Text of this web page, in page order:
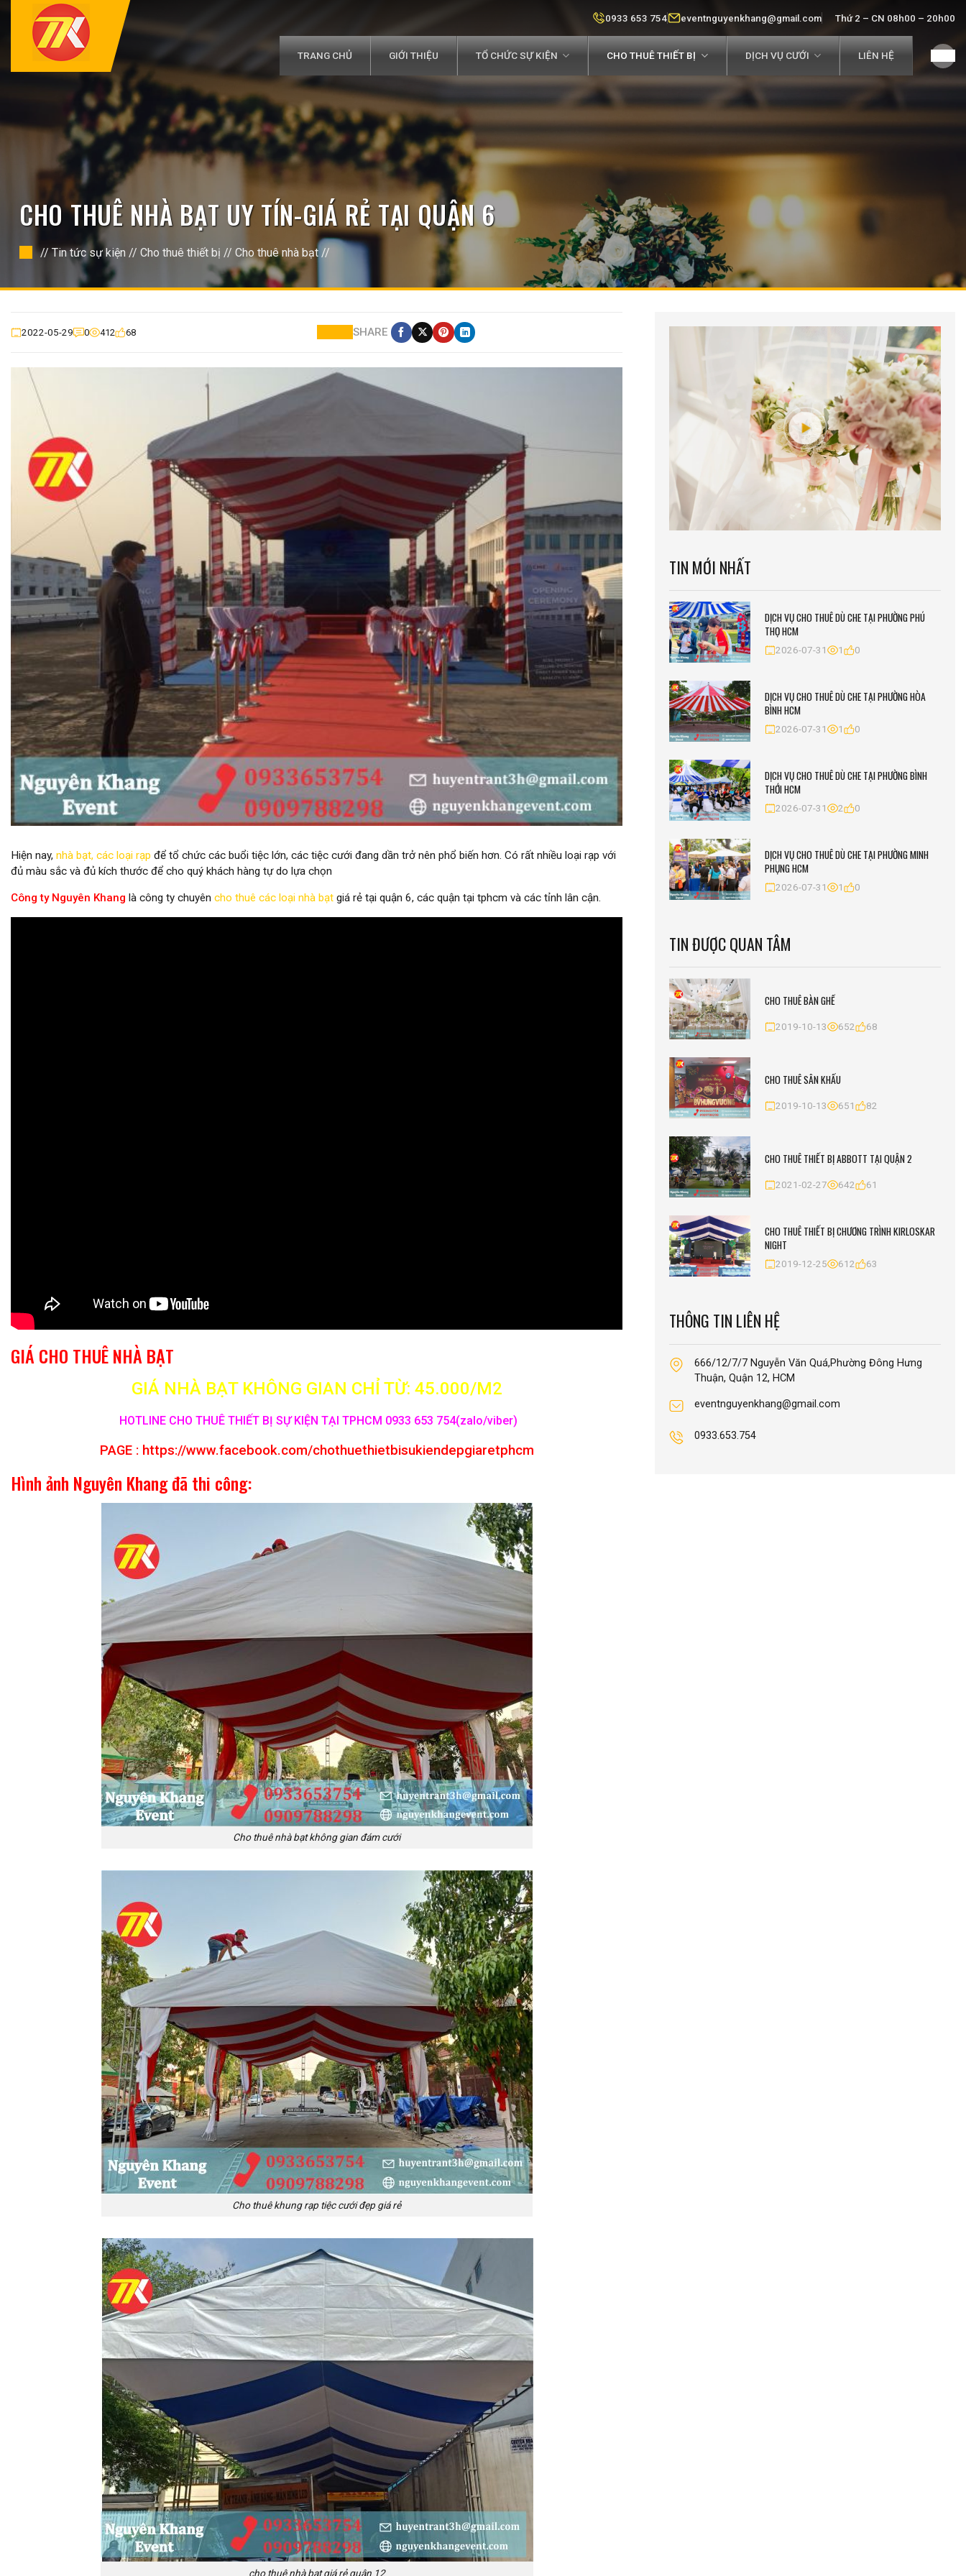
0933 653 754 eventnguyenkhang@gmail.com Thứ 2 – CN 08h00 – 20h00
TRANG CHỦ GIỚI THIỆU TỔ CHỨC SỰ KIỆN CHO THUÊ THIẾT BỊ DỊCH VỤ CƯỚI LIÊN HỆ
CHO THUÊ NHÀ BẠT UY TÍN-GIÁ RẺ TẠI QUẬN 6
//Tin tức sự kiện // Cho thuê thiết bị // Cho thuê nhà bạt //
2022-05-29 0 412 68 SHARE
Hiện nay, nhà bạt, các loại rạp để tổ chức các buổi tiệc lớn, các tiệc cưới đang dần trở nên phổ biến hơn. Có rất nhiều loại rạp với
đủ màu sắc và đủ kích thước để cho quý khách hàng tự do lựa chọn
Công ty Nguyên Khang là công ty chuyên cho thuê các loại nhà bạt giá rẻ tại quận 6, các quận tại tphcm và các tỉnh lân cận.
GIÁ CHO THUÊ NHÀ BẠT
GIÁ NHÀ BẠT KHÔNG GIAN CHỈ TỪ: 45.000/M2
HOTLINE CHO THUÊ THIẾT BỊ SỰ KIỆN TẠI TPHCM 0933 653 754(zalo/viber)
PAGE :https://www.facebook.com/chothuethietbisukiendepgiaretphcm
Hình ảnh Nguyên Khang đã thi công:
Cho thuê nhà bạt không gian đám cưới
Cho thuê khung rạp tiệc cưới đẹp giá rẻ
cho thuê nhà bạt giá rẻ quận 12
TIN MỚI NHẤT
DỊCH VỤ CHO THUÊ DÙ CHE TẠI PHƯỜNG PHÚ
THỌ HCM
2026-07-31 1 0
DỊCH VỤ CHO THUÊ DÙ CHE TẠI PHƯỜNG HÒA
BÌNH HCM
2026-07-31 1 0
DỊCH VỤ CHO THUÊ DÙ CHE TẠI PHƯỜNG BÌNH
THỚI HCM
2026-07-31 2 0
DỊCH VỤ CHO THUÊ DÙ CHE TẠI PHƯỜNG MINH
PHỤNG HCM
2026-07-31 1 0
TIN ĐƯỢC QUAN TÂM
CHO THUÊ BÀN GHẾ
2019-10-13 652 68
CHO THUÊ SÂN KHẤU
2019-10-13 651 82
CHO THUÊ THIẾT BỊ ABBOTT TẠI QUẬN 2
2021-02-27 642 61
CHO THUÊ THIẾT BỊ CHƯƠNG TRÌNH KIRLOSKAR
NIGHT
2019-12-25 612 63
THÔNG TIN LIÊN HỆ
666/12/7/7 Nguyễn Văn Quá,Phường Đông Hưng
Thuận, Quận 12, HCM
eventnguyenkhang@gmail.com
0933.653.754